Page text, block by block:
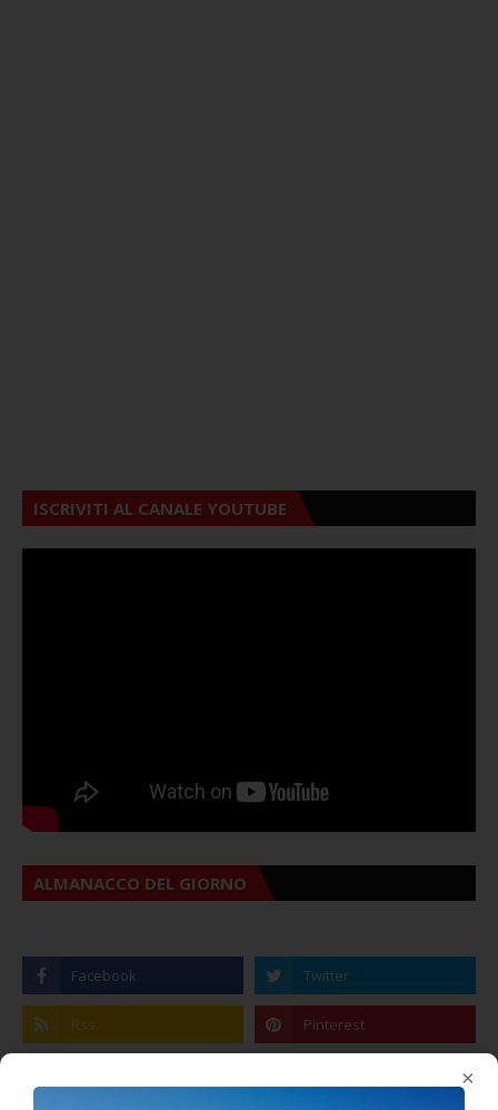
×
ISCRIVITI AL CANALE YOUTUBE
ALMANACCO DEL GIORNO